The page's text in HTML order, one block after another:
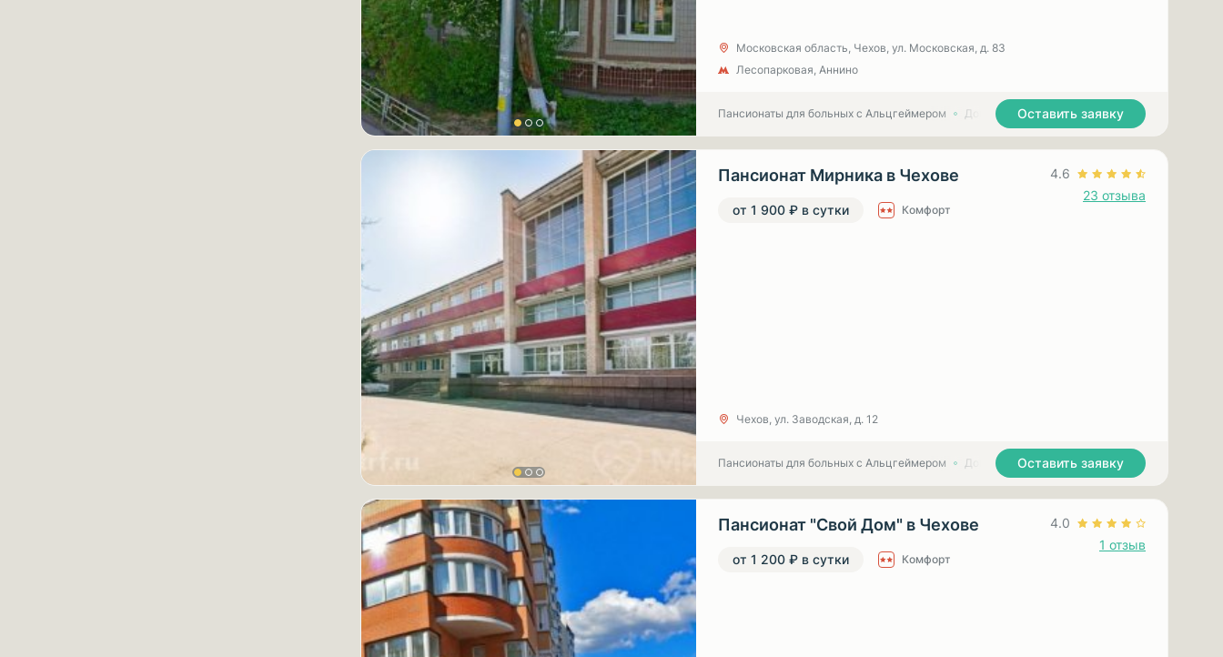
Московская область, Чехов, ул. Московская, д. 83
Лесопарковая, Аннино
Пансионаты для больных с Альцгеймером Дома престарелых для больных с Паркинсоном
Оставить заявку
Пансионат Мирника в Чехове
4.6
23 отзыва
от 1 900 ₽ в сутки
Комфорт
Чехов, ул. Заводская, д. 12
Пансионаты для больных с Альцгеймером Дома престарелых для больных с Паркинсоном
Оставить заявку
Пансионат "Свой Дом" в Чехове
4.0
1 отзыв
от 1 200 ₽ в сутки
Комфорт